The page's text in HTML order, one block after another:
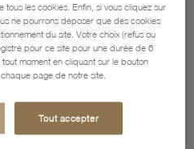
les cookies. Enfin, si vous cliquez sur
ne pourrons déposer que des cookies
du site. Votre choix (refus ou
pour ce site pour une durée de 6
moment en cliquant sur le bouton
page de notre site.
Tout accepter